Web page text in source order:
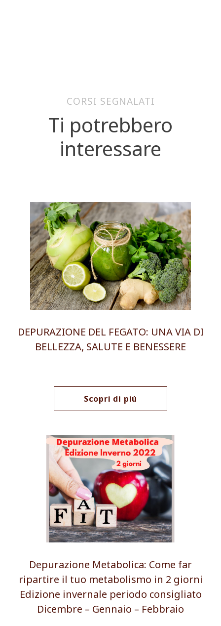
CORSI SEGNALATI
Ti potrebbero
interessare
DEPURAZIONE DEL FEGATO: UNA VIA DI
BELLEZZA, SALUTE E BENESSERE
Scopri di più
Depurazione Metabolica: Come far
ripartire il tuo metabolismo in 2 giorni
Edizione invernale periodo consigliato
Dicembre – Gennaio – Febbraio